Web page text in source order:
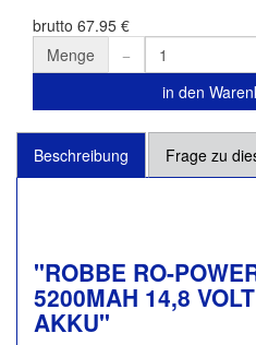
brutto 67.95 €
Menge
in den
Beschreibung Frage zu
"ROBBE RO-
5200MAH 14,8
AKKU"